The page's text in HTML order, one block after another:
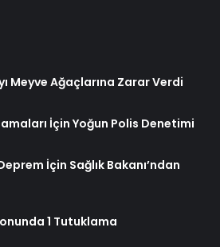
Meyve Ağaçlarına Zarar Verdi
İçin Yoğun Polis Denetimi
İçin Sağlık Bakanı’ndan
1 Tutuklama